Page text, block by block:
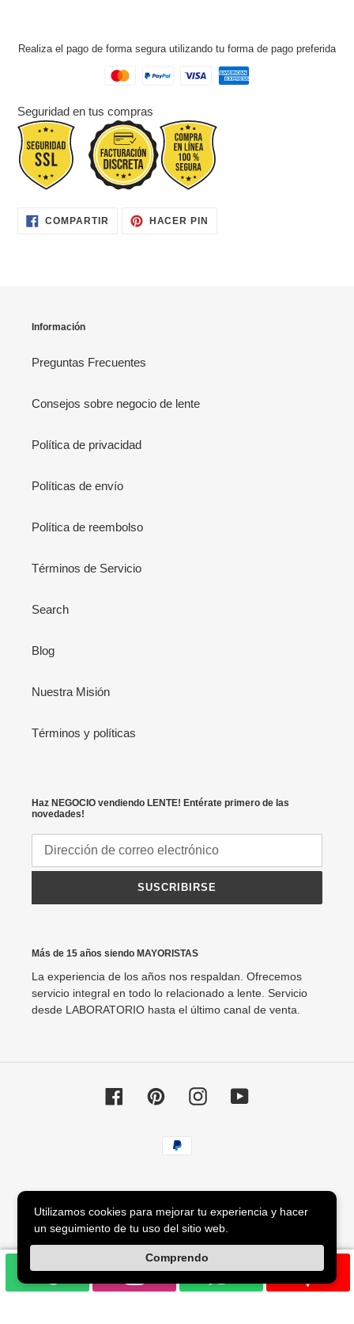
Realiza el pago de forma segura utilizando tu forma de pago preferida
Seguridad en tus compras
COMPARTIR COMPARTIR
EN
HACER PIN
Información
Preguntas Frecuentes
Consejos sobre negocio de lente
Política de privacidad
Políticas de envío
Política de reembolso
Términos de Servicio
Search
Blog
Nuestra Misión
Términos y políticas
Haz NEGOCIO vendiendo LENTE! Entérate primero de las
novedades!
SUSCRIBIRSE
Más de 15 años siendo MAYORISTAS
La experiencia de los años nos respaldan. Ofrecemos
servicio integral en todo lo relacionado a lente. Servicio
desde LABORATORIO hasta el último canal de venta.
FacebookPinterestInstagramYouTube
Métodos
de
Utiliza
flechas
Utilizamos cookies para mejorar tu experiencia y hacer
un seguimiento de tu uso del sitio web.
Comprendo